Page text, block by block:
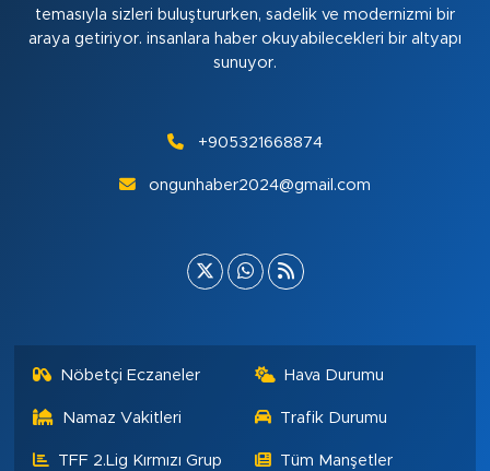
temasıyla sizleri buluştururken, sadelik ve modernizmi bir
araya getiriyor. insanlara haber okuyabilecekleri bir altyapı
sunuyor.
+905321668874
ongunhaber2024@gmail.com
Nöbetçi Eczaneler Hava Durumu
Namaz Vakitleri Trafik Durumu
TFF 2.Lig Kırmızı Grup Tüm Manşetler